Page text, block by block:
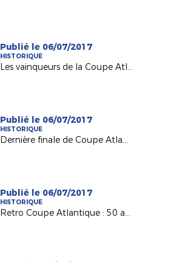
Publié le 06/07/2017
HISTORIQUE
Les vainqueurs de la Coupe Atlantique Féminine à l'honneur à Machecoul
Publié le 06/07/2017
HISTORIQUE
Dernière finale de Coupe Atlantique Féminine :
Publié le 06/07/2017
HISTORIQUE
Retro Coupe Atlantique : 50 ans d'histoire !